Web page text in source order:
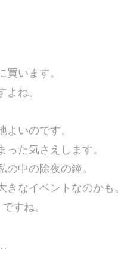
います。
ね。
いのです。
た気さえします。
中の除夜の鐘。
なイベントなのかも
すね。